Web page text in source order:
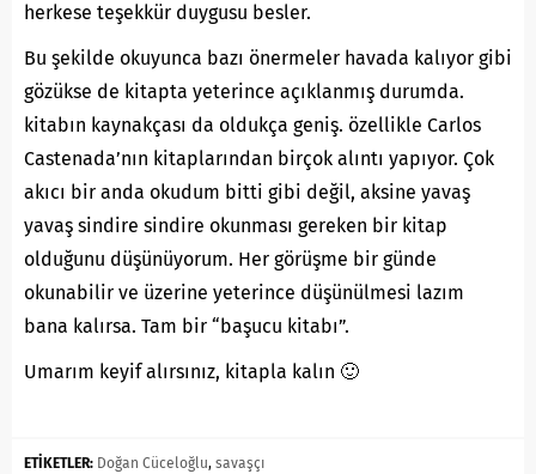
herkese teşekkür duygusu besler.
Bu şekilde okuyunca bazı önermeler havada kalıyor gibi
gözükse de kitapta yeterince açıklanmış durumda.
kitabın kaynakçası da oldukça geniş. özellikle Carlos
Castenada’nın kitaplarından birçok alıntı yapıyor. Çok
akıcı bir anda okudum bitti gibi değil, aksine yavaş
yavaş sindire sindire okunması gereken bir kitap
olduğunu düşünüyorum. Her görüşme bir günde
okunabilir ve üzerine yeterince düşünülmesi lazım
bana kalırsa. Tam bir “başucu kitabı”.
Umarım keyif alırsınız, kitapla kalın 🙂
ETİKETLER: Doğan Cüceloğlu, savaşçı